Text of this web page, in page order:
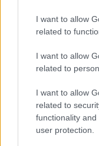
I want to allow
related to
I want to allow
related to
I want to allow
related to
functionality
user protection.